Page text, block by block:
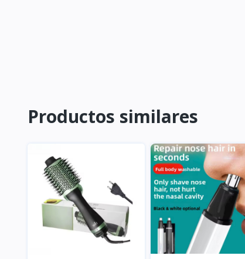
Productos similares